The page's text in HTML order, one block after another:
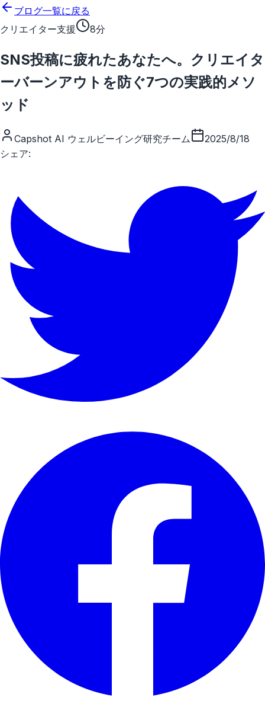
メインコンテンツにスキップ
ブログ一覧に戻る
クリエイター支援
8分
SNS投稿に疲れたあなたへ。クリエイタ
ーバーンアウトを防ぐ7つの実践的メソ
ッド
Capshot AI ウェルビーイング研究チーム
2025/8/18
シェア: